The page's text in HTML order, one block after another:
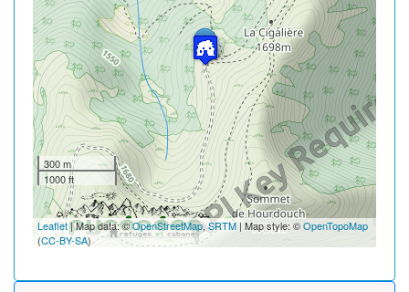
300 m
1000 ft
Leaflet| Map data: ©OpenStreetMap,SRTM | Map style: ©OpenTopoMap
(CC-BY-SA)